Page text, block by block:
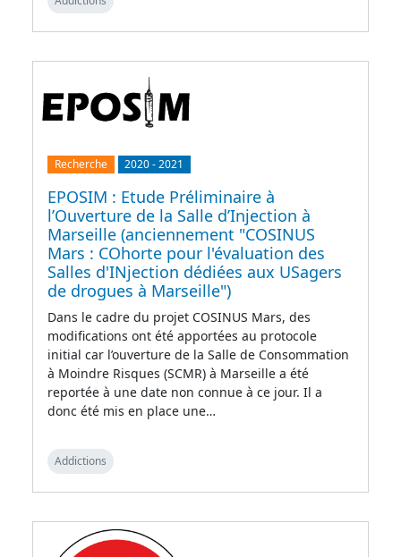
Recherche 2020-2021
EPOSIM : Etude Préliminaire à
l’Ouverture de la Salle d’Injection à
Marseille (anciennement "COSINUS
Mars : COhorte pour l'évaluation des
Salles d'INjection dédiées aux USagers
de drogues à Marseille")
Dans le cadre du projet COSINUS Mars, des
modifications ont été apportées au protocole
initial car l’ouverture de la Salle de Consommation
à Moindre Risques (SCMR) à Marseille a été
reportée à une date non connue à ce jour. Il a
donc été mis en place une…
Addictions